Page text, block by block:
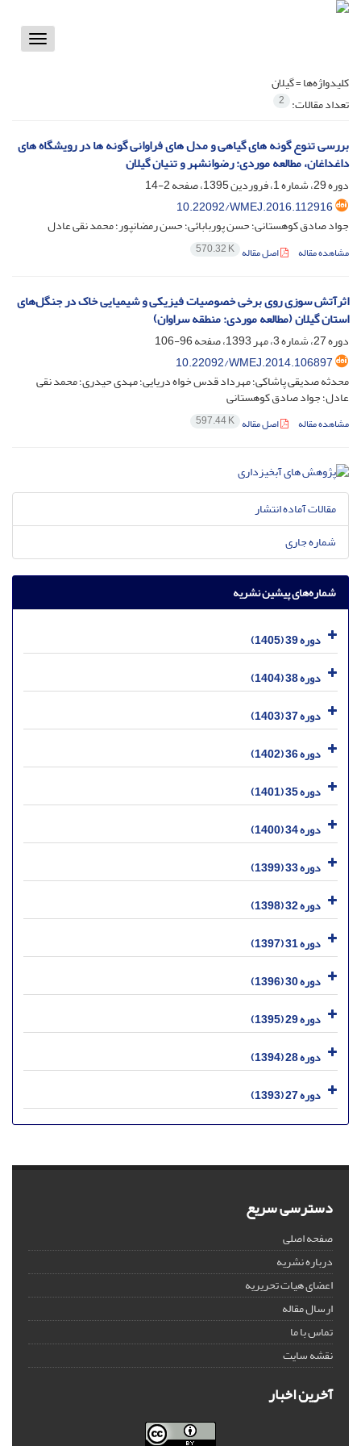
Toggle
کلیدواژه‌ها =گیلان
تعداد مقالات: 2
بررسی تنوع گونه های گیاهی و مدل های فراوانی گونه ها در رویشگاه های
داغداغان، مطالعه موردی: رضوانشهر و تنیان گیلان
دوره 29، شماره 1، فروردین 1395، صفحه
2-14
10.22092/WMEJ.2016.112916
جواد صادق کوهستانی؛ حسن پوربابائی؛ حسن رمضانپور؛ محمد نقی عادل
مشاهده مقاله اصل مقاله 570.32 K
اثرآتش سوزی روی برخی خصوصیات فیزیکی و شیمیایی خاک در جنگل‌های
استان گیلان (مطالعه موردی: منطقه سراوان)
دوره 27، شماره 3، مهر 1393، صفحه
96-106
10.22092/WMEJ.2014.106897
محدثه صدیقی پاشاکی؛ مهرداد قدس خواه دریایی؛ مهدی حیدری؛ محمد نقی
عادل؛ جواد صادق کوهستانی
مشاهده مقاله اصل مقاله 597.44 K
مقالات آماده انتشار
شماره جاری
شماره‌های پیشین نشریه
دوره 39 (1405)
دوره 38 (1404)
دوره 37 (1403)
دوره 36 (1402)
دوره 35 (1401)
دوره 34 (1400)
دوره 33 (1399)
دوره 32 (1398)
دوره 31 (1397)
دوره 30 (1396)
دوره 29 (1395)
دوره 28 (1394)
دوره 27 (1393)
دسترسی سریع
صفحه اصلی
درباره نشریه
اعضای هیات تحریریه
ارسال مقاله
تماس با ما
نقشه سایت
آخرین اخبار